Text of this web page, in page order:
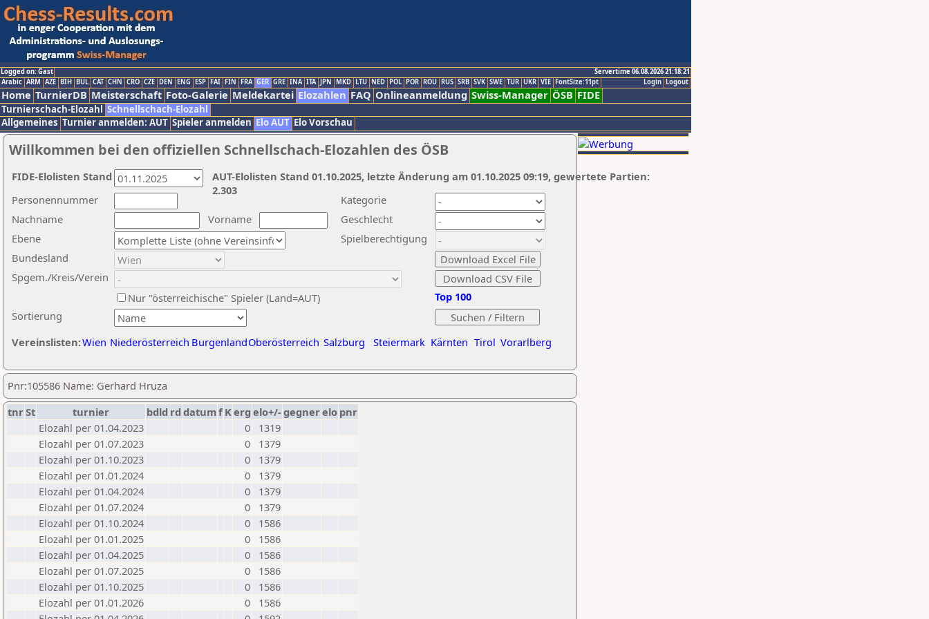
Logged on: Gast
Servertime 06.08.2026 21:18:21
Logout
Login
Arabic ARM AZE BIH BUL CAT CHN CRO CZE DEN ENG ESP FAI FIN FRA GER GRE INA ITA JPN MKD LTU NED POL POR ROU RUS SRB SVK SWE TUR UKR VIE FontSize:11pt
Home TurnierDB Meisterschaft Foto-Galerie Meldekartei Elozahlen FAQ Onlineanmeldung Swiss-Manager ÖSB FIDE
Turnierschach-Elozahl Schnellschach-Elozahl
Allgemeines Turnier anmelden: AUT Spieler anmelden Elo AUT Elo Vorschau
Willkommen bei den offiziellen Schnellschach-Elozahlen des ÖSB
Nachname
Vorname
Ebene
Kategorie
Sortierung
Personennummer
Bundesland
Spgem./Kreis/Verein
Geschlecht
Nur "österreichische" Spieler (Land=AUT)
Spielberechtigung
Vereinslisten:Wien Niederösterreich BurgenlandOberösterreich Salzburg Steiermark Kärnten Tirol Vorarlberg
Top 100
AUT-Elolisten Stand 01.10.2025, letzte Änderung am 01.10.2025 09:19, gewertete Partien:
2.303
FIDE-Elolisten Stand
Pnr:105586 Name: Gerhard Hruza
tnrSt turnier bdld rd datumf Kerg elo+/-gegnerelo pnr
Elozahl per 01.04.2023
0
1319
Elozahl per 01.07.2023
0
1379
Elozahl per 01.10.2023
0
1379
Elozahl per 01.01.2024
0
1379
Elozahl per 01.04.2024
0
1379
Elozahl per 01.07.2024
0
1379
Elozahl per 01.10.2024
0
1586
Elozahl per 01.01.2025
0
1586
Elozahl per 01.04.2025
0
1586
Elozahl per 01.07.2025
0
1586
Elozahl per 01.10.2025
0
1586
Elozahl per 01.01.2026
0
1586